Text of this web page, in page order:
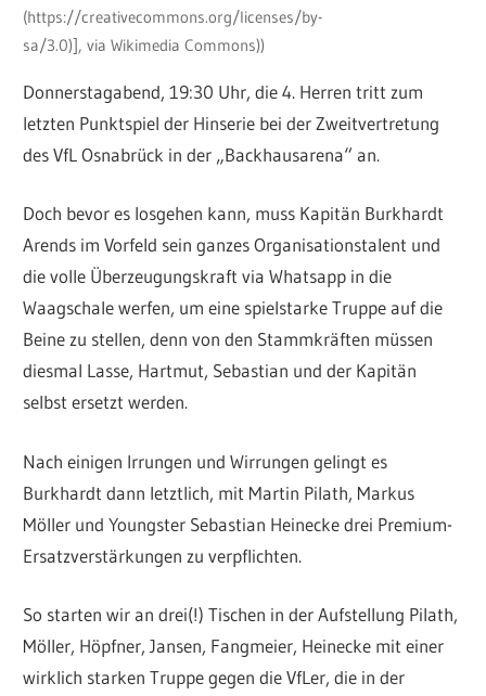
(https://creativecommons.org/licenses/by-
sa/3.0)], via Wikimedia Commons))
Donnerstagabend, 19:30 Uhr, die 4. Herren tritt zum
letzten Punktspiel der Hinserie bei der Zweitvertretung
des VfL Osnabrück in der „Backhausarena“ an.
Doch bevor es losgehen kann, muss Kapitän Burkhardt
Arends im Vorfeld sein ganzes Organisationstalent und
die volle Überzeugungskraft via Whatsapp in die
Waagschale werfen, um eine spielstarke Truppe auf die
Beine zu stellen, denn von den Stammkräften müssen
diesmal Lasse, Hartmut, Sebastian und der Kapitän
selbst ersetzt werden.
Nach einigen Irrungen und Wirrungen gelingt es
Burkhardt dann letztlich, mit Martin Pilath, Markus
Möller und Youngster Sebastian Heinecke drei Premium-
Ersatzverstärkungen zu verpflichten.
So starten wir an drei(!) Tischen in der Aufstellung Pilath,
Möller, Höpfner, Jansen, Fangmeier, Heinecke mit einer
wirklich starken Truppe gegen die VfLer, die in der